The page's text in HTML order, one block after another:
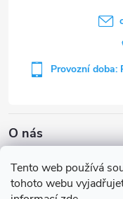
Tento web používá
tohoto webu
O nás
Provozní doba: